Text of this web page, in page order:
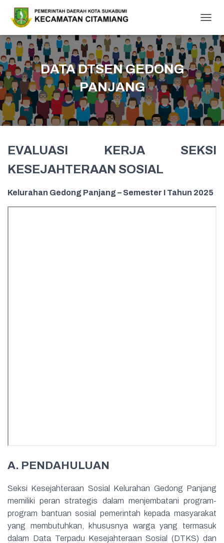
O
G
G
L
E
N
A
G
I
DATA DTSEN GEDONG
PANJANG
EVALUASI KERJA SEKSI
KESEJAHTERAAN SOSIAL
Kelurahan Gedong Panjang – Semester I Tahun 2025
A. PENDAHULUAN
Seksi Kesejahteraan Sosial Kelurahan Gedong Panjang
memiliki peran strategis dalam menjembatani program-
program bantuan sosial pemerintah kepada masyarakat
yang membutuhkan, khususnya warga yang termasuk
dalam Data Terpadu Kesejahteraan Sosial (DTKS) dan